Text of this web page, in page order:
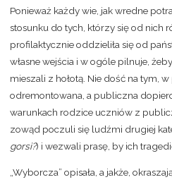
Ponieważ każdy wie, jak wredne
stosunku do tych, którzy się od nich
profilaktycznie oddzieliła się od
własne wejścia i w ogóle pilnuje,
mieszali z hołotą. Nie dość na tym,
odremontowana, a publiczna
warunkach rodzice uczniów z
zowąd poczuli się ludźmi drugiej
gorsi?) i wezwali prasę, by ich
„Wyborcza” opisała, a jakże,